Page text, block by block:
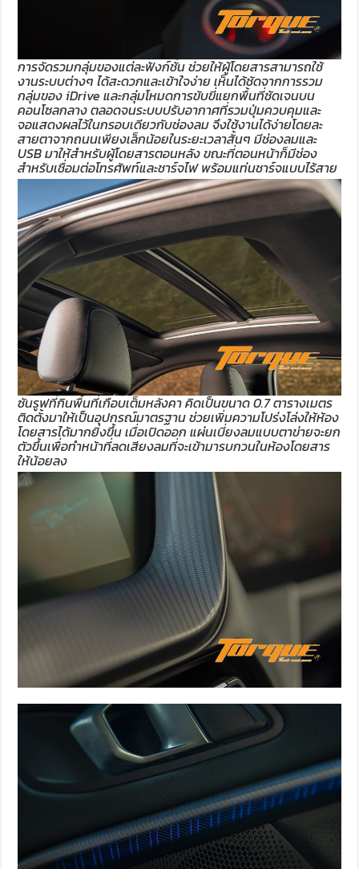
การจัดรวมกลุ่มของแต่ละฟังก์ชั่น ช่วยให้ผู้โดยสารสามารถใช้
งานระบบต่างๆ ได้สะดวกและเข้าใจง่าย เห็นได้ชัดจากการรวม
กลุ่มของ iDrive และกลุ่มโหมดการขับขี่แยกพื้นที่ชัดเจนบน
คอนโซลกลาง ตลอดจนระบบปรับอากาศที่รวมปุ่มควบคุมและ
จอแสดงผลไว้ในกรอบเดียวกับช่องลม จึงใช้งานได้ง่ายโดยละ
สายตาจากถนนเพียงเล็กน้อยในระยะเวลาสั้นๆ มีช่องลมและ
USB มาให้สำหรับผู้โดยสารตอนหลัง ขณะที่ตอนหน้าก็มีช่อง
สำหรับเชื่อมต่อโทรศัพท์และชาร์จไฟ พร้อมแท่นชาร์จแบบไร้สาย
ซันรูฟที่กินพื้นที่เกือบเต็มหลังคา คิดเป็นขนาด 0.7 ตารางเมตร
ติดตั้งมาให้เป็นอุปกรณ์มาตรฐาน ช่วยเพิ่มความโปร่งโล่งให้ห้อง
โดยสารได้มากยิ่งขึ้น เมื่อเปิดออก แผ่นเบี่ยงลมแบบตาข่ายจะยก
ตัวขึ้นเพื่อทำหน้าที่ลดเสียงลมที่จะเข้ามารบกวนในห้องโดยสาร
ให้น้อยลง